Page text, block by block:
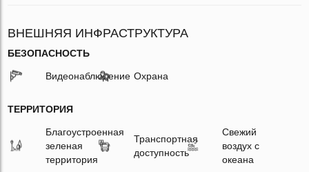
ВНЕШНЯЯ ИНФРАСТРУКТУРА
БЕЗОПАСНОСТЬ
Видеонаблюдение Охрана
ТЕРРИТОРИЯ
Благоустроенная
зеленая
территория
Транспортная
доступность
Свежий
воздух с
океана